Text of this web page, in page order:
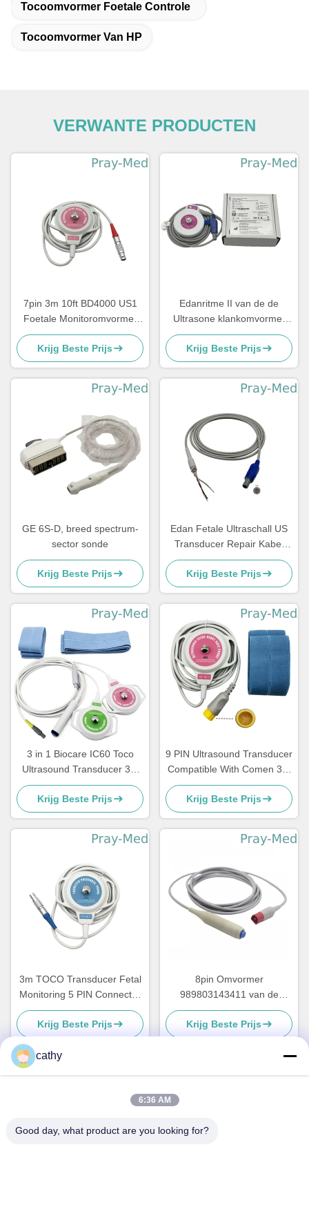
Tocoomvormer Foetale Controle
Tocoomvormer Van HP
VERWANTE PRODUCTEN
7pin 3m 10ft BD4000 US1
Foetale Monitoromvormer
met de Sonde van de V.S.
FHR
Krijg Beste Prijs
Edanritme II van de de
Ultrasone klankomvormer
van Anke ASF030 Sonde 4
Speld Één Inkeping
Krijg Beste Prijs
GE 6S-D, breed spectrum-
sector sonde
Krijg Beste Prijs
Edan Fetale Ultraschall US
Transducer Repair Kabel
4pin 40 graden
Krijg Beste Prijs
3 in 1 Biocare IC60 Toco
Ultrasound Transducer 3m
Kabel6pins Schakelaar
Krijg Beste Prijs
9 PIN Ultrasound Transducer
Compatible With Comen 3m
10ft Gray Cable
Krijg Beste Prijs
3m TOCO Transducer Fetal
Monitoring 5 PIN Connector
For BD4000XS
Krijg Beste Prijs
8pin Omvormer
989803143411 van de
schakelaar Foetale Monitor
HP For Avalon-FM
Krijg Beste Prijs
Adres
cathy
6:36 AM
Good day, what product are you looking for?